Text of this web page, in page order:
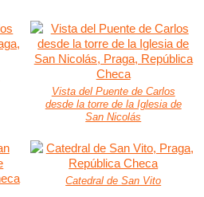
Vista del Puente de Carlos
desde la torre de la Iglesia de
San Nicolás
Catedral de San Vito